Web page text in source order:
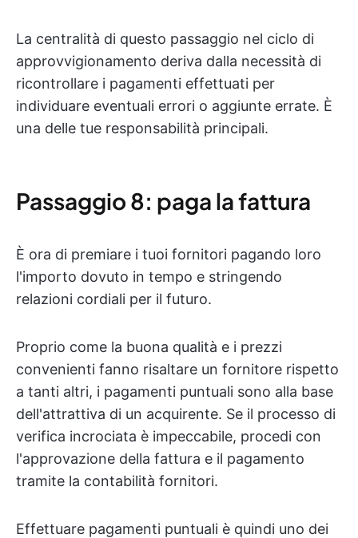
La centralità di questo passaggio nel ciclo di
approvvigionamento deriva dalla necessità di
ricontrollare i pagamenti effettuati per
individuare eventuali errori o aggiunte errate. È
una delle tue responsabilità principali.
Passaggio 8: paga la fattura
È ora di premiare i tuoi fornitori pagando loro
l'importo dovuto in tempo e stringendo
relazioni cordiali per il futuro.
Proprio come la buona qualità e i prezzi
convenienti fanno risaltare un fornitore rispetto
a tanti altri, i pagamenti puntuali sono alla base
dell'attrattiva di un acquirente. Se il processo di
verifica incrociata è impeccabile, procedi con
l'approvazione della fattura e il pagamento
tramite la contabilità fornitori.
Effettuare pagamenti puntuali è quindi uno dei